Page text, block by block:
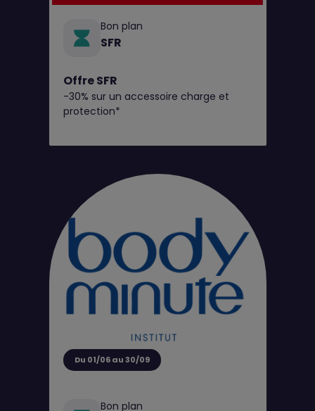
Bon plan
SFR
Offre SFR
-30% sur un accessoire charge et
protection*
Du 01/06 au 30/09
Bon plan